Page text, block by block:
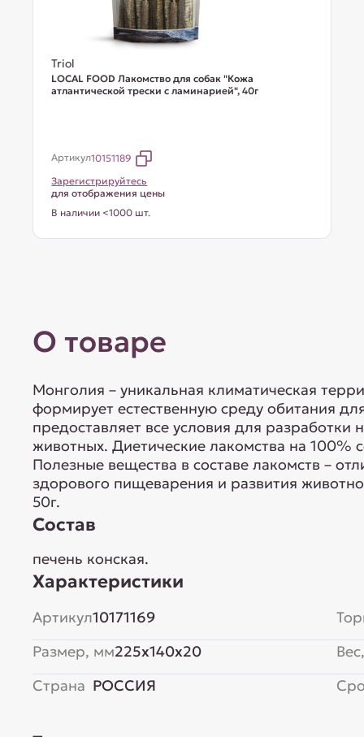
Triol
LOCAL FOOD Лакомство для собак "Кожа
атлантической трески с ламинарией", 40г
Артикул10151189
Зарегистрируйтесь
для отображения цены
В наличии <1000 шт.
О товаре
Монголия – уникальная климатическая
формирует естественную среду обитания
предоставляет все условия для
животных. Диетические лакомства на 100%
Полезные вещества в составе лакомств –
здорового пищеварения и развития
50г.
Состав
печень конская.
Характеристики
Артикул10171169
Размер, мм225x140x20
Страна РОССИЯ